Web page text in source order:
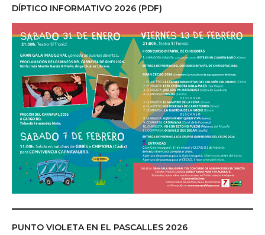
DÍPTICO INFORMATIVO 2026 (PDF)
PUNTO VIOLETA EN EL PASCALLES 2026